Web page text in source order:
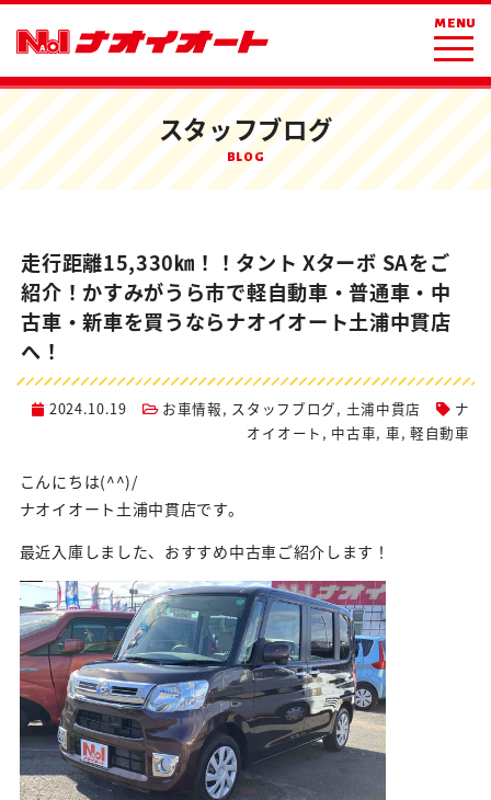
MENU
走行距離15,330㎞！！タント Xターボ SAをご紹介！かすみがうら市で軽自
スタッフブログ
BLOG
走行距離15,330㎞！！タント Xターボ SAをご
紹介！かすみがうら市で軽自動車・普通車・中
古車・新車を買うならナオイオート土浦中貫店
へ！
2024.10.19 お車情報, スタッフブログ, 土浦中貫店
ナ
オイオート , 中古車, 車, 軽自動車
こんにちは(^^)/
ナオイオート土浦中貫店です。
最近入庫しました、おすすめ中古車ご紹介します！